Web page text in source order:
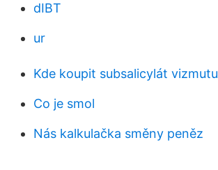
dIBT
ur
Kde koupit subsalicylát vizmutu
Co je smol
Nás kalkulačka směny peněz